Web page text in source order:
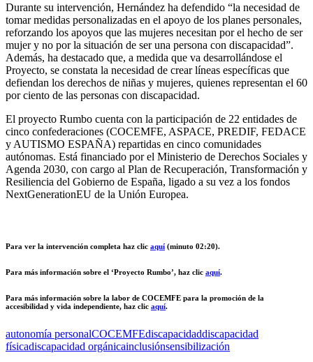
Durante su intervención, Hernández ha defendido “la necesidad de
tomar medidas personalizadas en el apoyo de los planes personales,
reforzando los apoyos que las mujeres necesitan por el hecho de ser
mujer y no por la situación de ser una persona con discapacidad”.
Además, ha destacado que, a medida que va desarrollándose el
Proyecto, se constata la necesidad de crear líneas específicas que
defiendan los derechos de niñas y mujeres, quienes representan el 60
por ciento de las personas con discapacidad.
El proyecto Rumbo cuenta con la participación de 22 entidades de
cinco confederaciones (COCEMFE, ASPACE, PREDIF, FEDACE
y AUTISMO ESPAÑA) repartidas en cinco comunidades
autónomas. Está financiado por el Ministerio de Derechos Sociales y
Agenda 2030, con cargo al Plan de Recuperación, Transformación y
Resiliencia del Gobierno de España, ligado a su vez a los fondos
NextGenerationEU de la Unión Europea.
Para ver la intervención completa haz clic aquí (minuto 02:20).
Para más información sobre el ‘Proyecto Rumbo’, haz clic aquí.
Para más información sobre la labor de COCEMFE para la promoción de la
accesibilidad y vida independiente, haz clic aquí.
autonomía personalCOCEMFEdiscapacidaddiscapacidad
físicadiscapacidad orgánicainclusiónsensibilización